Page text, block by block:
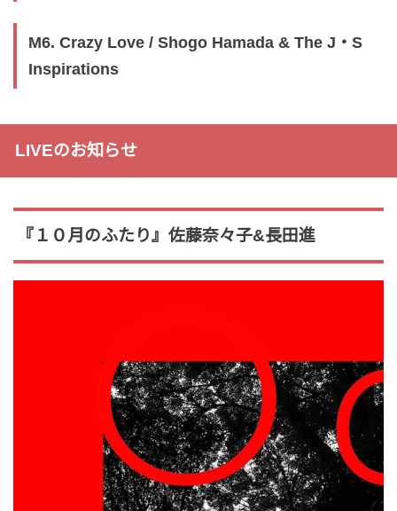
M6. Crazy Love / Shogo Hamada & The J・S
Inspirations
LIVEのお知らせ
『１０月のふたり』佐藤奈々子&長田進